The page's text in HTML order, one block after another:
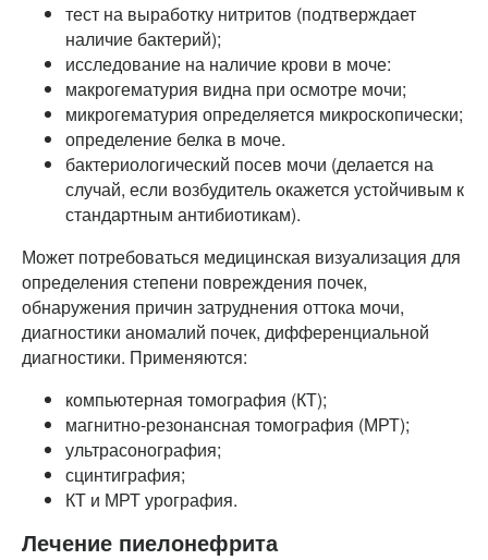
тест на выработку нитритов (подтверждает
наличие бактерий);
исследование на наличие крови в моче:
макрогематурия видна при осмотре мочи;
микрогематурия определяется микроскопически;
определение белка в моче.
бактериологический посев мочи (делается на
случай, если возбудитель окажется устойчивым к
стандартным антибиотикам).
Может потребоваться медицинская визуализация для
определения степени повреждения почек,
обнаружения причин затруднения оттока мочи,
диагностики аномалий почек, дифференциальной
диагностики. Применяются:
компьютерная томография (КТ);
магнитно-резонансная томография (МРТ);
ультрасонография;
сцинтиграфия;
КТ и МРТ урография.
Лечение пиелонефрита